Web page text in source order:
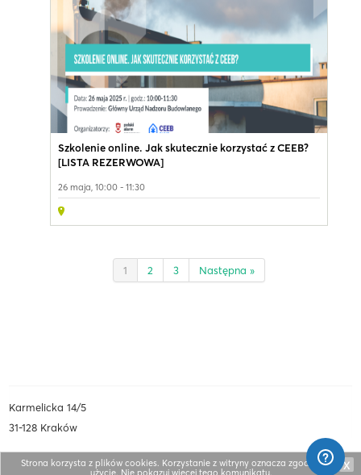
Szkolenie online. Jak skutecznie korzystać z CEEB?
[LISTA REZERWOWA]
26 maja, 10:00 - 11:30
1 2 3 Następna »
Karmelicka 14/5
31-128 Kraków
Strona korzysta z plików cookies. Korzystanie z witryny oznacza zgodę na ich
użycie. Nie pokazuj więcej tego komunikatu.
X